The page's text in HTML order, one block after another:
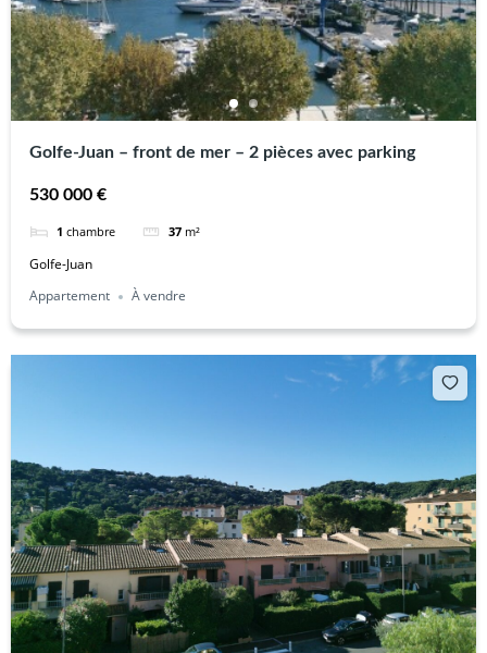
Golfe-Juan – front de mer – 2 pièces avec parking
530 000 €
1 chambre 37 m²
Golfe-Juan
Appartement
À vendre